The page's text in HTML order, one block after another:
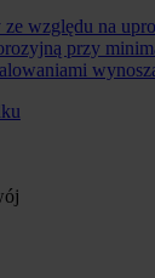
względu na
przy